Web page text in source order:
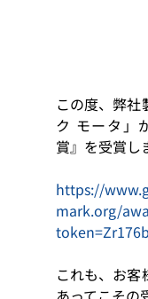
この度、弊社
ク モータ」
賞』を受賞し
https://
mark.org/
これも、お